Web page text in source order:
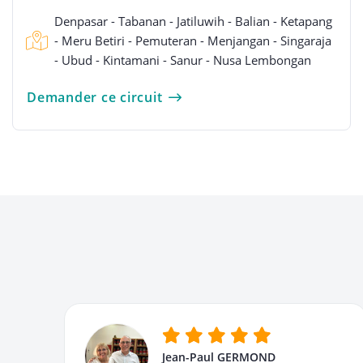
Denpasar - Tabanan - Jatiluwih - Balian - Ketapang
- Meru Betiri - Pemuteran - Menjangan - Singaraja
- Ubud - Kintamani - Sanur - Nusa Lembongan
Demander ce circuit
Jean-Paul GERMOND